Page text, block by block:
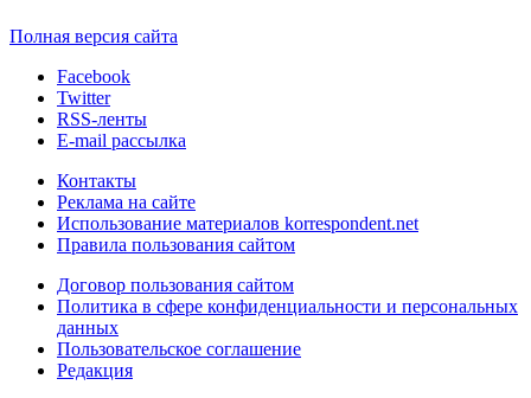
Полная версия сайта
Facebook
Twitter
RSS-ленты
E-mail рассылка
Контакты
Реклама на сайте
Использование материалов korrespondent.net
Правила пользования сайтом
Договор пользования сайтом
Политика в сфере конфиденциальности и персональных
данных
Пользовательское соглашение
Редакция